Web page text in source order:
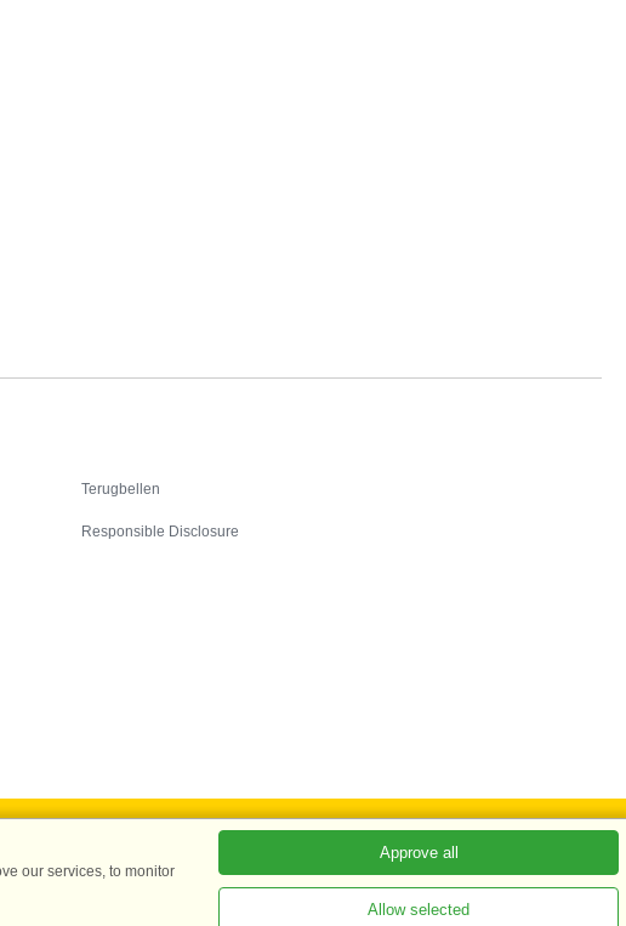
Terugbellen
Responsible Disclosure
: DABADKKK
our services, to monitor
Approve all
Allow selected